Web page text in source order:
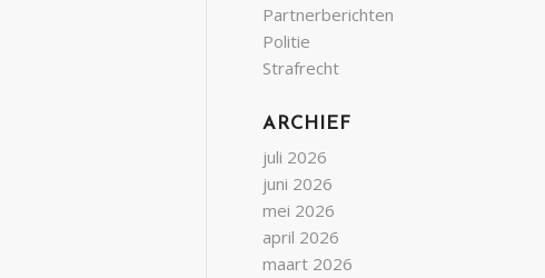
Partnerberichten
Politie
Strafrecht
ARCHIEF
juli 2026
juni 2026
mei 2026
april 2026
maart 2026